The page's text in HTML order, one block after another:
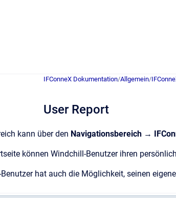
IFConneX Dokumentation/Allgemein/
User Report
kann über den Navigationsbereich →
können Windchill-Benutzer ihren
hat auch die Möglichkeit, seinen